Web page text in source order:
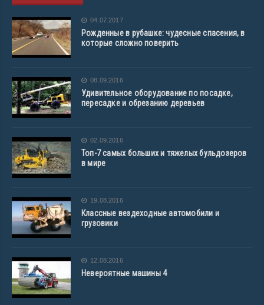
04.07.2017
Рожденные в рубашке: чудесные спасения, в
которые сложно поверить
08.09.2016
Удивительное оборудование по посадке,
пересадке и обрезанию деревьев
02.09.2016
Топ-7 самых больших и тяжелых бульдозеров
в мире
19.08.2016
Классные вездеходные автомобили и
грузовики
12.08.2016
Невероятные машины 4